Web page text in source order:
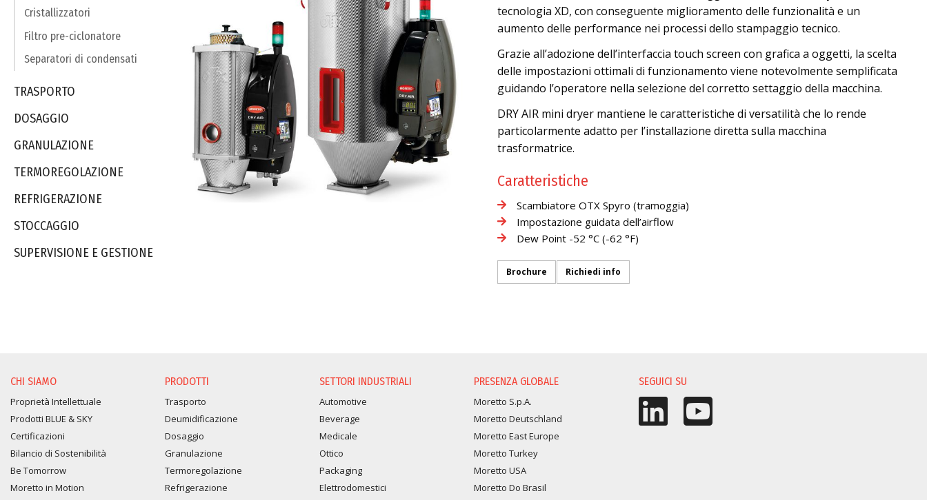
tecnologia XD, con conseguente miglioramento delle funzionalità e un
aumento delle performance nei processi dello stampaggio tecnico.
Grazie all’adozione dell’interfaccia touch screen con grafica a oggetti, la scelta
delle impostazioni ottimali di funzionamento viene notevolmente semplificata
guidando l’operatore nella selezione del corretto settaggio della macchina.
DRY AIR mini dryer mantiene le caratteristiche di versatilità che lo rende
particolarmente adatto per l’installazione diretta sulla macchina
trasformatrice.
Caratteristiche
Scambiatore OTX Spyro (tramoggia)
Impostazione guidata dell’airflow
Dew Point -52 °C (-62 °F)
Brochure Richiedi info
Cristallizzatori
Filtro pre-ciclonatore
Separatori di condensati
TRASPORTO
DOSAGGIO
GRANULAZIONE
TERMOREGOLAZIONE
REFRIGERAZIONE
STOCCAGGIO
SUPERVISIONE E GESTIONE
CHI SIAMO
Proprietà Intellettuale
Prodotti BLUE & SKY
Certificazioni
Bilancio di Sostenibilità
Be Tomorrow
Moretto in Motion
PRODOTTI
Trasporto
Deumidificazione
Dosaggio
Granulazione
Termoregolazione
Refrigerazione
SETTORI INDUSTRIALI
Automotive
Beverage
Medicale
Ottico
Packaging
Elettrodomestici
PRESENZA GLOBALE
Moretto S.p.A.
Moretto Deutschland
Moretto East Europe
Moretto Turkey
Moretto USA
Moretto Do Brasil
SEGUICI SU